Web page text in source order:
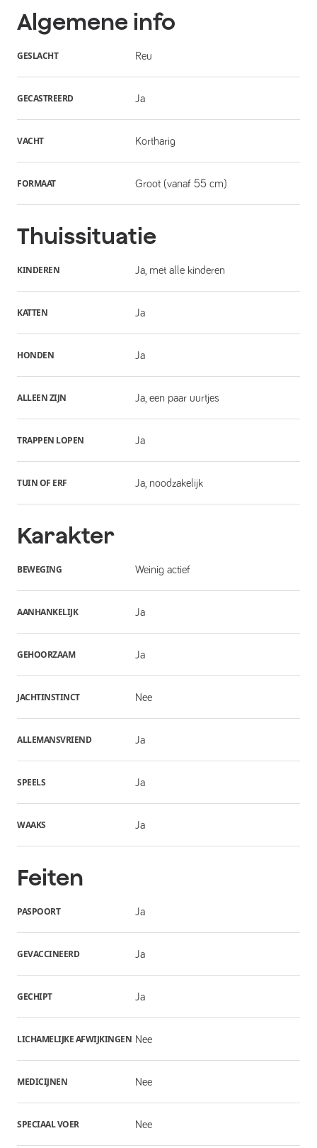
Algemene info
GESLACHT Reu
GECASTREERD Ja
VACHT Kortharig
FORMAAT Groot (vanaf 55 cm)
Thuissituatie
KINDEREN Ja, met alle kinderen
KATTEN Ja
HONDEN Ja
ALLEEN ZIJN Ja, een paar uurtjes
TRAPPEN LOPEN Ja
TUIN OF ERF Ja, noodzakelijk
Karakter
BEWEGING Weinig actief
AANHANKELIJK Ja
GEHOORZAAM Ja
JACHTINSTINCT Nee
ALLEMANSVRIEND Ja
SPEELS Ja
WAAKS Ja
Feiten
PASPOORT Ja
GEVACCINEERD Ja
GECHIPT Ja
LICHAMELIJKE AFWIJKINGEN Nee
MEDICIJNEN Nee
SPECIAAL VOER Nee